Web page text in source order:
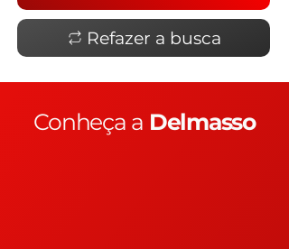
Refazer a busca
Conheça a Delmasso